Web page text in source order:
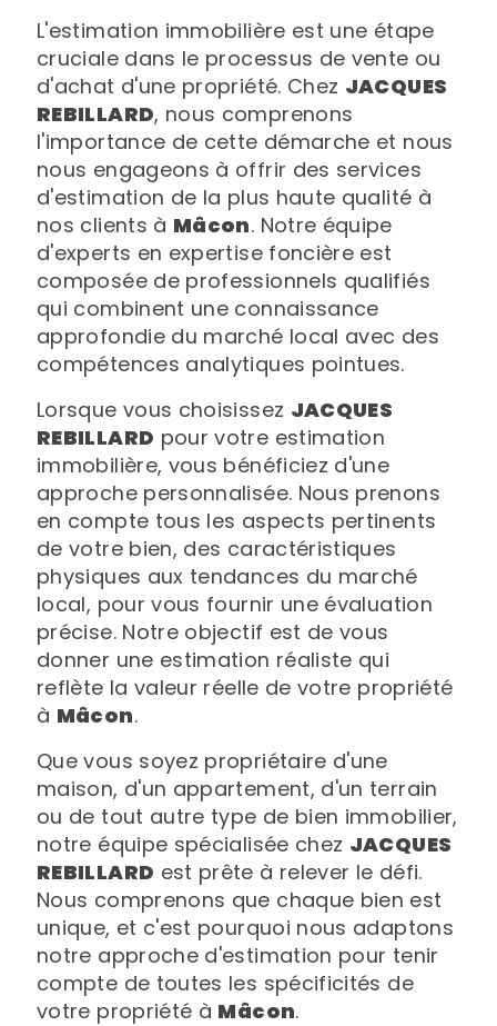
L'estimation immobilière est une étape
cruciale dans le processus de vente ou
d'achat d'une propriété. Chez JACQUES
REBILLARD, nous comprenons
l'importance de cette démarche et nous
nous engageons à offrir des services
d'estimation de la plus haute qualité à
nos clients à Mâcon. Notre équipe
d'experts en expertise foncière est
composée de professionnels qualifiés
qui combinent une connaissance
approfondie du marché local avec des
compétences analytiques pointues.
Lorsque vous choisissez JACQUES
REBILLARD pour votre estimation
immobilière, vous bénéficiez d'une
approche personnalisée. Nous prenons
en compte tous les aspects pertinents
de votre bien, des caractéristiques
physiques aux tendances du marché
local, pour vous fournir une évaluation
précise. Notre objectif est de vous
donner une estimation réaliste qui
reflète la valeur réelle de votre propriété
à Mâcon.
Que vous soyez propriétaire d'une
maison, d'un appartement, d'un terrain
ou de tout autre type de bien immobilier,
notre équipe spécialisée chez JACQUES
REBILLARD est prête à relever le défi.
Nous comprenons que chaque bien est
unique, et c'est pourquoi nous adaptons
notre approche d'estimation pour tenir
compte de toutes les spécificités de
votre propriété à Mâcon.